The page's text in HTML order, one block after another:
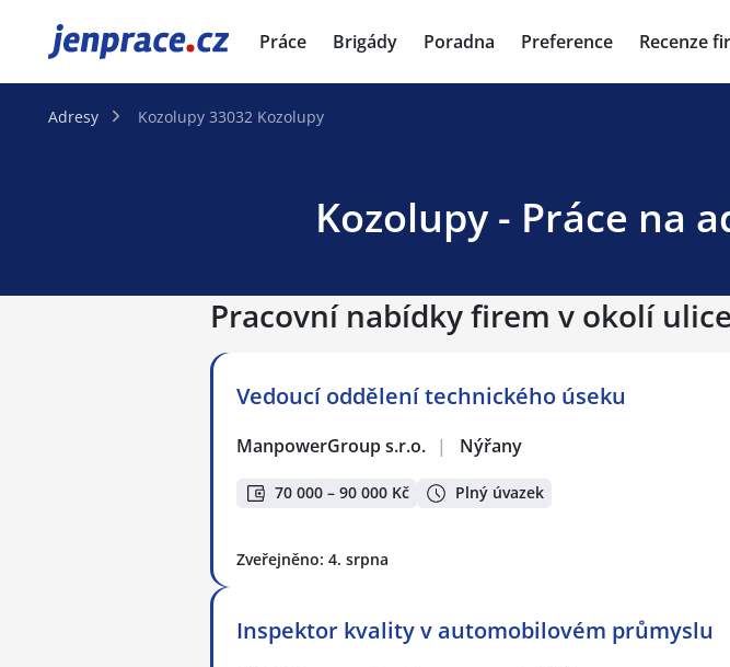
JenPráce.cz Práce Brigády Poradna Preference Recenze
Adresy Kozolupy 33032 Kozolupy
Kozolupy - Práce na
Pracovní nabídky firem v okolí
Vedoucí oddělení technického úseku
ManpowerGroup s.r.o. | Nýřany
70 000 – 90 000 Kč Plný úvazek
Zveřejněno: 4. srpna
Inspektor kvality v automobilovém průmyslu